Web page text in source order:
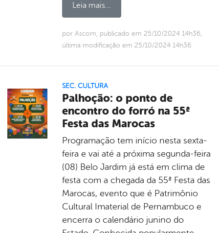
Leia mais...
por Ascom, publicado em 25/10/2024 14h36,
última modificação em 25/10/2024 14h36
SEC. CULTURA
Palhoção: o ponto de
encontro do forró na 55ª
Festa das Marocas
Programação tem início nesta sexta-
feira e vai até a próxima segunda-feira
(08) Belo Jardim já está em clima de
festa com a chegada da 55ª Festa das
Marocas, evento que é Patrimônio
Cultural Imaterial de Pernambuco e
encerra o calendário junino do